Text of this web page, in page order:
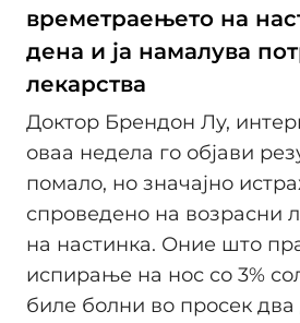
времетраењето на
дена и ја намалува
лекарства
Доктор Брендон Лу,
оваа недела го објави
помало, но значајно
спроведено на возрасни
на настинка. Оние што
испирање на нос со 3%
биле болни во просек